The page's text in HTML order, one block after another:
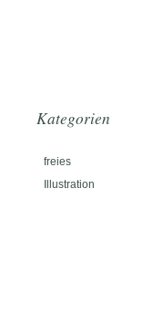
Kategorien
freies
Illustration